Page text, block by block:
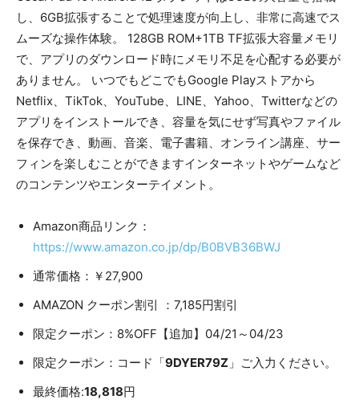
し、6GB拡張することで処理速度が向上し、非常に高速でス
ムーズな操作体験。 128GB ROM+1TB TF拡張大容量メモリ
で、アプリのダウンロード時にメモリ不足を心配する必要が
ありません。 いつでもどこでもGoogle Playストアから
Netflix、TikTok、YouTube、LINE、Yahoo、Twitterなどの
アプリをインストールでき、容量を気にせず写真やファイル
を保存でき、動画、音楽、電子書籍、オンライン講座、サー
フィンを楽しむことができますインターネットやゲームなど
のコンテンツやエンターテイメント。
Amazon商品リンク：
https://www.amazon.co.jp/dp/B0BVB36BWJ
通常価格：￥27,900
AMAZON クーポン割引 ：7,185円割引
限定クーポン：8%OFF【追加】04/21～04/23
限定クーポン：コード「9DYER79Z 」ご入力ください。
最終価格:18,818円